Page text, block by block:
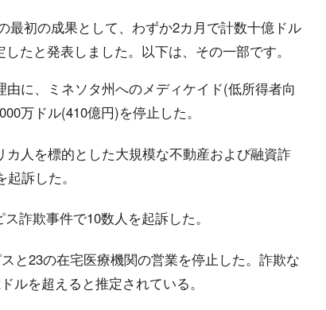
最初の成果として、わずか2カ月で計数十億ドル
たと発表しました。以下は、その一部です。
に、ミネソタ州へのメディケイド(低所得者向
万ドル(410億円)を停止した。
人を標的とした大規模な不動産および融資詐
訴した。
詐欺事件で10数人を起訴した。
と23の在宅医療機関の営業を停止した。詐欺な
ルを超えると推定されている。